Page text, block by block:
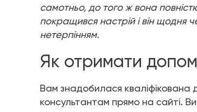
самотньо, до того ж вона
покращився настрій і він щодня
нетерпінням.
Як отримати
Вам знадобилася кваліфікована
консультантам прямо на сайті.